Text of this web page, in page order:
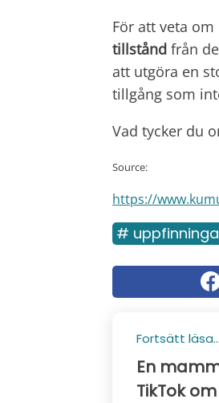
För att veta
tillstånd från
att utgöra en
tillgång som
Vad tycker du
Source:
https://
#
Fortsätt läsa...
En
TikTok